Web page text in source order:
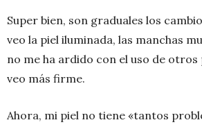
Super bien, son graduales los
veo la piel iluminada, las manchas
no me ha ardido con el uso de
veo más firme.
Ahora, mi piel no tiene «tantos